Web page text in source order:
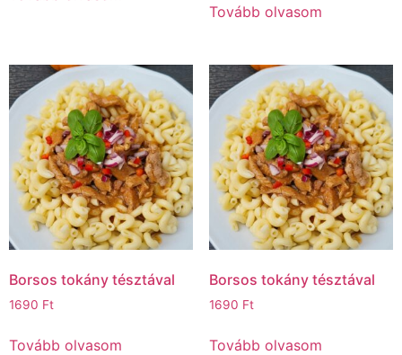
Tovább olvasom
Borsos tokány tésztával
1690 Ft
Tovább olvasom
Borsos tokány tésztával
1690 Ft
Tovább olvasom